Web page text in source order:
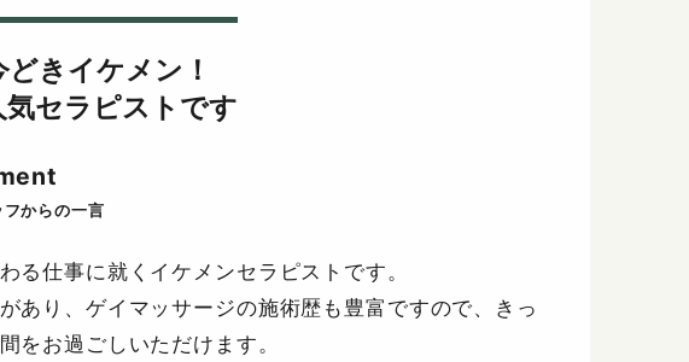
きイケメン！
気セラピストです
る仕事に就くイケメンセラピストです。
あり、ゲイマッサージの施術歴も豊富ですので、きっ
をお過ごしいただけます。